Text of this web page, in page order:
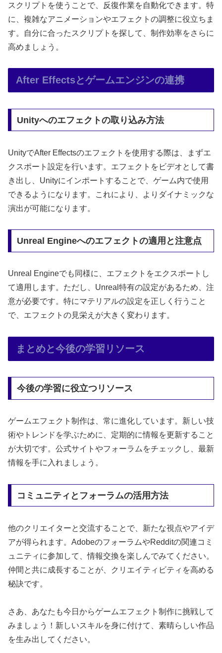
スクリプトを使うことで、反復作業を自動化できます。特
に、複雑なアニメーションやエフェクトの調整に役立ちま
す。自分に合ったスクリプトを探して、制作効率をさらに
高めましょう。
After Effectsとゲームエンジンの連携
Unityへのエフェクトの取り込み方法
UnityでAfter Effectsのエフェクトを使用する際は、まずエ
クスポート設定を行います。エフェクトをビデオとして書
き出し、Unityにインポートすることで、ゲーム内で使用
できるようになります。これにより、よりダイナミックな
演出が可能になります。
Unreal Engineへのエフェクトの適用と注意点
Unreal Engineでも同様に、エフェクトをエクスポートし
て適用します。ただし、Unreal特有の設定があるため、注
意が必要です。特にマテリアルの設定を正しく行うこと
で、エフェクトの見栄えが大きく変わります。
まとめと今後の学習リソース
今後の学習に役立つリソース
ゲームエフェクト制作は、常に進化しています。新しい技
術やトレンドを学ぶために、定期的に情報を更新すること
が大切です。公式サイトやフォーラムをチェックし、最新
情報を手に入れましょう。
コミュニティとフォーラムの活用方法
他のクリエイターと交流することで、新たな視点やアイデ
アが得られます。AdobeのフォーラムやRedditの関連コミ
ュニティに参加して、情報交換を楽しんでみてください。
仲間と共に成長することが、クリエイティビティを高める
秘訣です。
さあ、あなたも今日からゲームエフェクト制作に挑戦して
みましょう！新しいスキルを身に付けて、素晴らしい作品
を生み出してください。